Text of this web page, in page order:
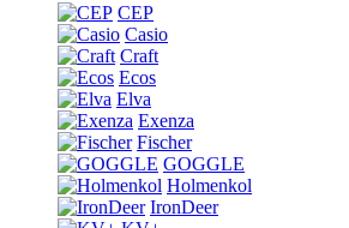
CEP
Casio
Craft
Ecos
Elva
Exenza
Fischer
GOGGLE
Holmenkol
IronDeer